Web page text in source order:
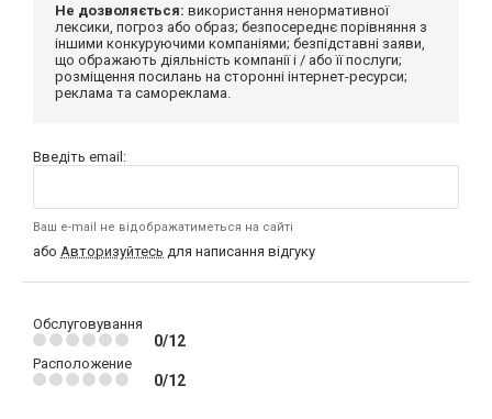
Не дозволяється: використання ненормативної
лексики, погроз або образ; безпосереднє порівняння з
іншими конкуруючими компаніями; безпідставні заяви,
що ображають діяльність компанії і / або її послуги;
розміщення посилань на сторонні інтернет-ресурси;
реклама та самореклама.
Введіть email:
Ваш e-mail не відображатиметься на сайті
або Авторизуйтесь для написання відгуку
Обслуговування
0/12
Расположение
0/12